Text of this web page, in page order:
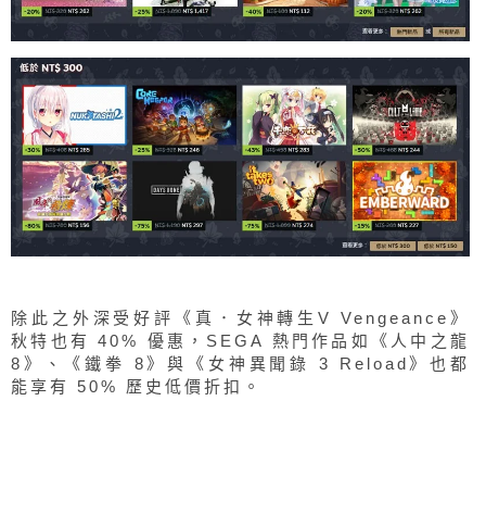
除此之外深受好評《真．女神轉生V Vengeance》
秋特也有 40% 優惠，SEGA 熱門作品如《人中之龍
8》、《鐵拳 8》與《女神異聞錄 3 Reload》也都
能享有 50% 歷史低價折扣。